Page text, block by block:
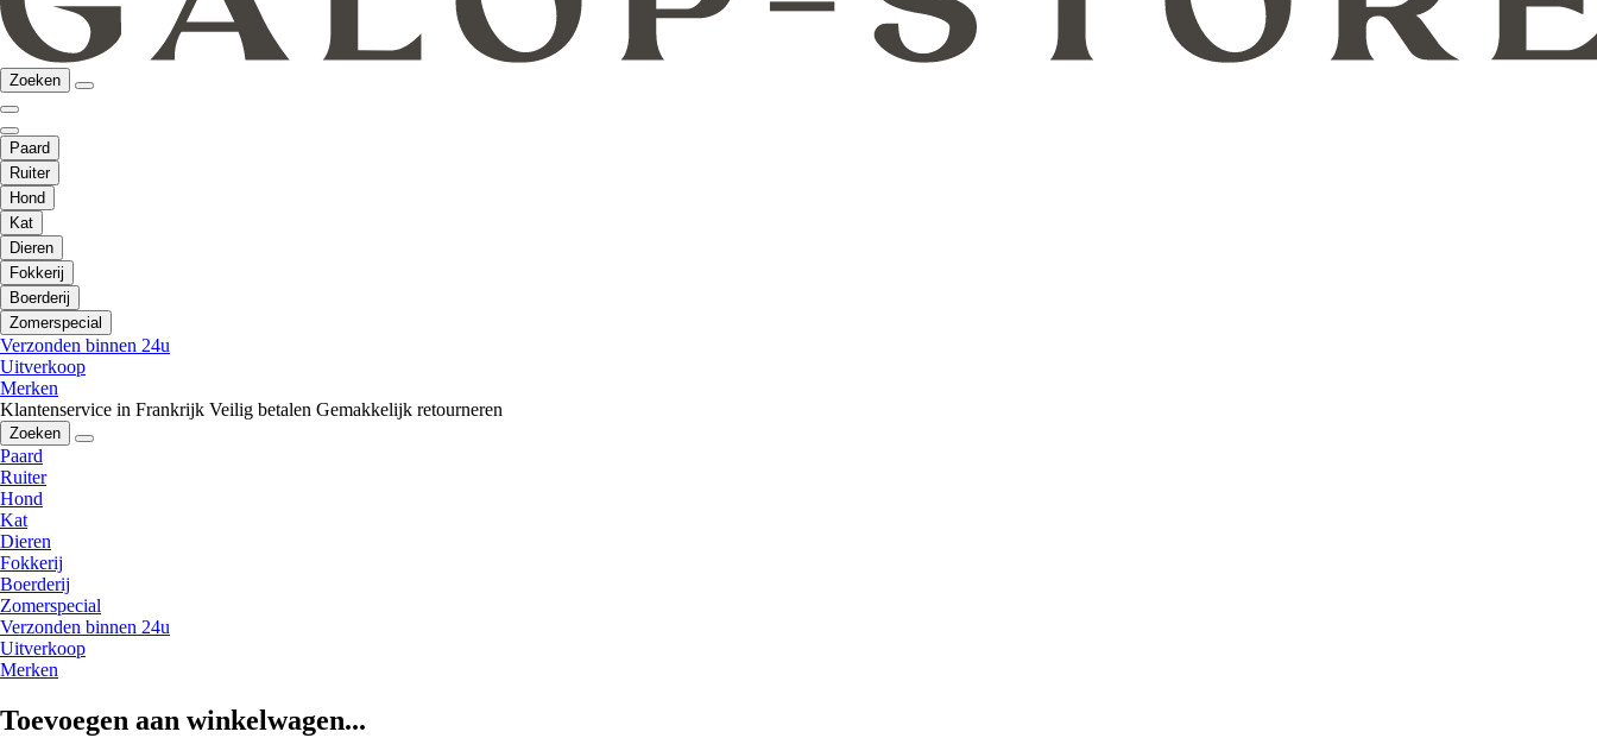
Zoeken
Paard
Ruiter
Hond
Kat
Dieren
Fokkerij
Boerderij
Zomerspecial
Verzonden binnen 24u
Uitverkoop
Merken
Klantenservice in Frankrijk Veilig betalen Gemakkelijk retourneren
Zoeken
Paard
Ruiter
Hond
Kat
Dieren
Fokkerij
Boerderij
Zomerspecial
Verzonden binnen 24u
Uitverkoop
Merken
Toevoegen aan winkelwagen...